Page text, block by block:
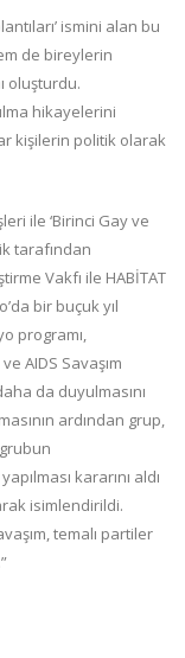
ismini alan bu
de bireylerin
oluşturdu.
hikayelerini
kişilerin politik olarak
ile ‘Birinci Gay ve
tarafından
Vakfı ile HABİTAT
bir buçuk yıl
programı,
AIDS Savaşım
da duyulmasını
ardından grup,
kararını aldı
isimlendirildi.
temalı partiler